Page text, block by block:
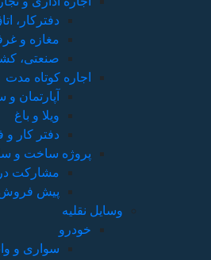
دفترکار،
مغازه و
صنعتی،
اجاره کوتاه مدت
آپارتمان
ویلا و باغ
دفتر کار
پروژه ساخت و
مشارکت
پیش
وسایل نقلیه
خودرو
سواری و